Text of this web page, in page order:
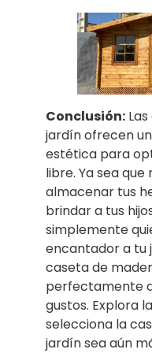
Conclusión:
jardín ofrecen
estética para
libre. Ya sea
almacenar tus
brindar a tus
simplemente
encantador a tu
caseta de
perfectamente
gustos. Explora
selecciona la
jardín sea aún